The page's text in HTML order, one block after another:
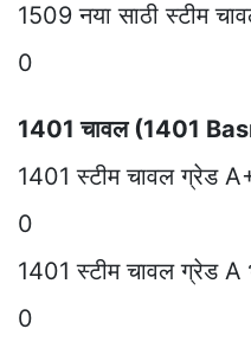
1509 नया साठी स्टीम
0
1401 चावल (1401
1401 स्टीम चावल ग्रेड
0
1401 स्टीम चावल ग्रेड
0